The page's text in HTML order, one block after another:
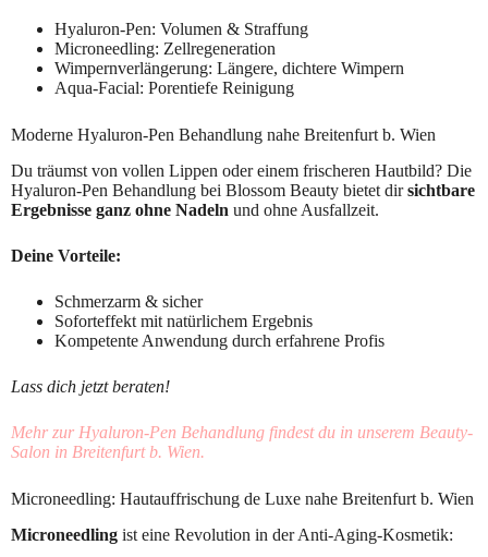
Hyaluron-Pen: Volumen & Straffung
Microneedling: Zellregeneration
Wimpernverlängerung: Längere, dichtere Wimpern
Aqua-Facial: Porentiefe Reinigung
Moderne Hyaluron-Pen Behandlung nahe Breitenfurt b. Wien
Du träumst von vollen Lippen oder einem frischeren Hautbild? Die
Hyaluron-Pen Behandlung bei Blossom Beauty bietet dirsichtbare
Ergebnisse ganz ohne Nadeln und ohne Ausfallzeit.
Deine Vorteile:
Schmerzarm & sicher
Soforteffekt mit natürlichem Ergebnis
Kompetente Anwendung durch erfahrene Profis
Lass dich jetzt beraten!
Mehr zur Hyaluron-Pen Behandlung findest du in unserem Beauty-
Salon in Breitenfurt b. Wien.
Microneedling: Hautauffrischung de Luxe nahe Breitenfurt b. Wien
Microneedling ist eine Revolution in der Anti-Aging-Kosmetik: